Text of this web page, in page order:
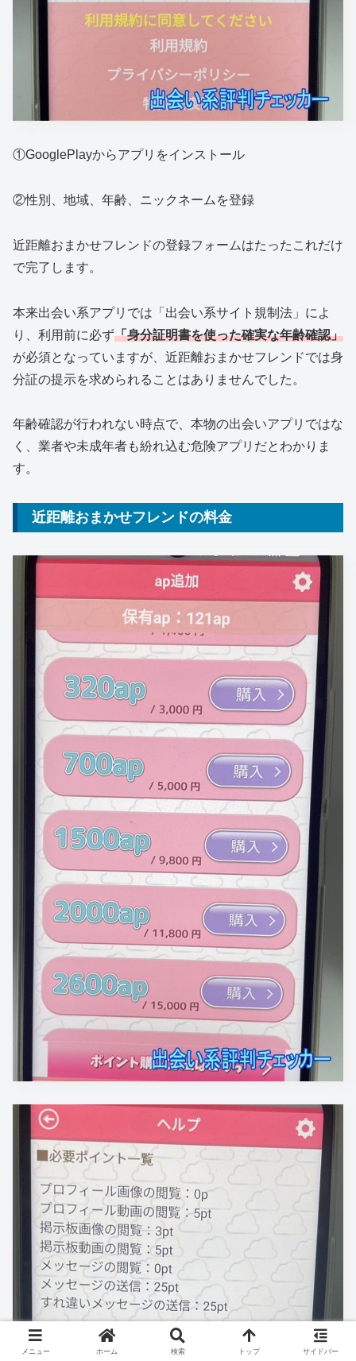
①GooglePlayからアプリをインストール
②性別、地域、年齢、ニックネームを登録
近距離おまかせフレンドの登録フォームはたったこれだけ
で完了します。
本来出会い系アプリでは「出会い系サイト規制法」によ
り、利用前に必ず「身分証明書を使った確実な年齢確認」
が必須となっていますが、近距離おまかせフレンドでは身
分証の提示を求められることはありませんでした。
年齢確認が行われない時点で、本物の出会いアプリではな
く、業者や未成年者も紛れ込む危険アプリだとわかりま
す。
近距離おまかせフレンドの料金
メニュー ホーム 検索 トップ サイドバー